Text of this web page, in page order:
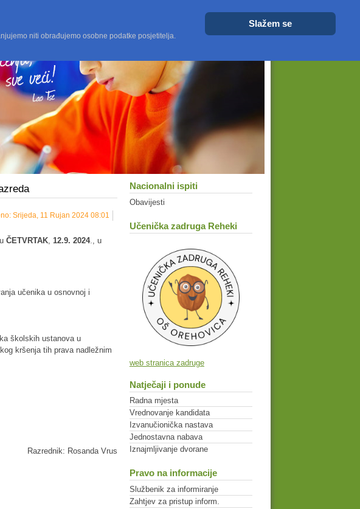
Resetiraj Manje
Srijeda, 11 Rujan 2024 08:01
ČETVRTAK 12.9. 2024., u
učenika u osnovnoj i
školskih ustanova u
kršenja tih prava nadležnim
Razrednik: Rosanda Vrus
Nacionalni ispiti
Obavijesti
Učenička zadruga Reheki
web stranica zadruge
Natječaji i ponude
Radna mjesta
Vrednovanje kandidata
Izvanučionička nastava
Jednostavna nabava
Iznajmljivanje dvorane
Pravo na informacije
Službenik za informiranje
Zahtjev za pristup inform.
niti obrađujemo osobne podatke posjetitelja.
Slažem se